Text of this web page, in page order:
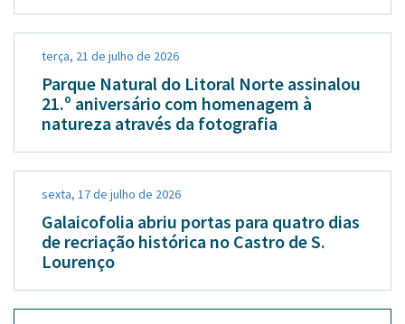
terça, 21 de julho de 2026
Parque Natural do Litoral Norte assinalou
21.º aniversário com homenagem à
natureza através da fotografia
sexta, 17 de julho de 2026
Galaicofolia abriu portas para quatro dias
de recriação histórica no Castro de S.
Lourenço